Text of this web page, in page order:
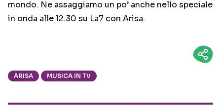
mondo. Ne assaggiamo un po’ anche nello speciale
in onda alle 12.30 su La7 con Arisa.
ARISA MUSICA IN TV